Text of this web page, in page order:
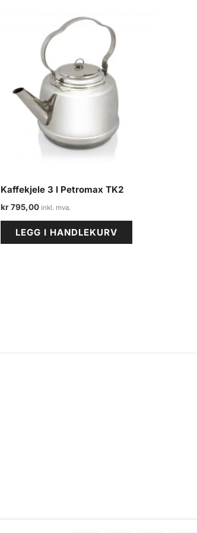
Kaffekjele 3 l Petromax TK2
kr795,00
LEGG I HANDLEKURV